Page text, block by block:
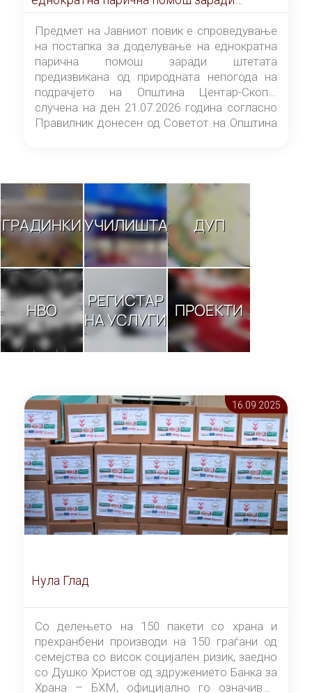
штетата предизвикана од природната
непогода на подрачјето на Општина
Центар-Скопје случена на ден 21.07.2026
година
Предмет на Јавниот повик е спроведување
на постапка за доделување на еднократна
парична помош заради штетата
предизвикана од природната непогода на
подрачјето на Општина Центар-Скопје
случена на ден 21.07.2026 година согласно
Правилник донесен од Советот на Општина
ГРАДИНКИУЧИЛИШТА ДУП
НВО
РЕГИСТАР
НА УСЛУГИ ПРОЕКТИ
16.09 2025
Нула Глад
Со делењето на 150 пакети со храна и
прехранбени производи на 150 граѓани од
семејства со висок социјален ризик, заедно
со Душко Христов од здружението Банка за
Храна – БХМ, официјално го означивме